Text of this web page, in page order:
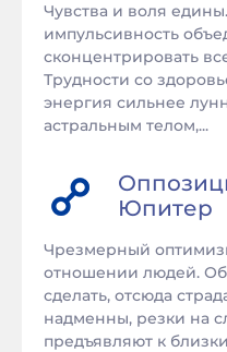
Чувства и воля
импульсивность
сконцентрировать
Трудности со
энергия сильнее
астральным телом,...
Юпитер
Чрезмерный
отношении людей.
сделать, отсюда
надменны, резки на
предъявляют к